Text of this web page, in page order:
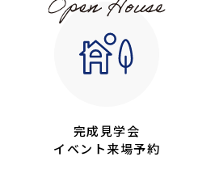
完成見学会
イベント来場予約